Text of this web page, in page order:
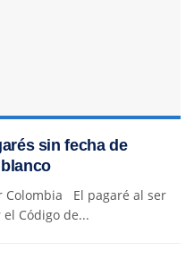
sin fecha de
Colombia El pagaré al ser
Código de...